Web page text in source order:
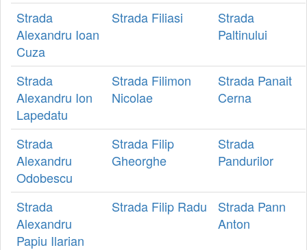
Strada
Alexandru Ioan
Cuza
Strada Filiasi
Strada
Paltinului
Strada
Alexandru Ion
Lapedatu
Strada Filimon
Nicolae
Strada Panait
Cerna
Strada
Alexandru
Odobescu
Strada Filip
Gheorghe
Strada
Pandurilor
Strada
Alexandru
Papiu Ilarian
Strada Filip Radu
Strada Pann
Anton